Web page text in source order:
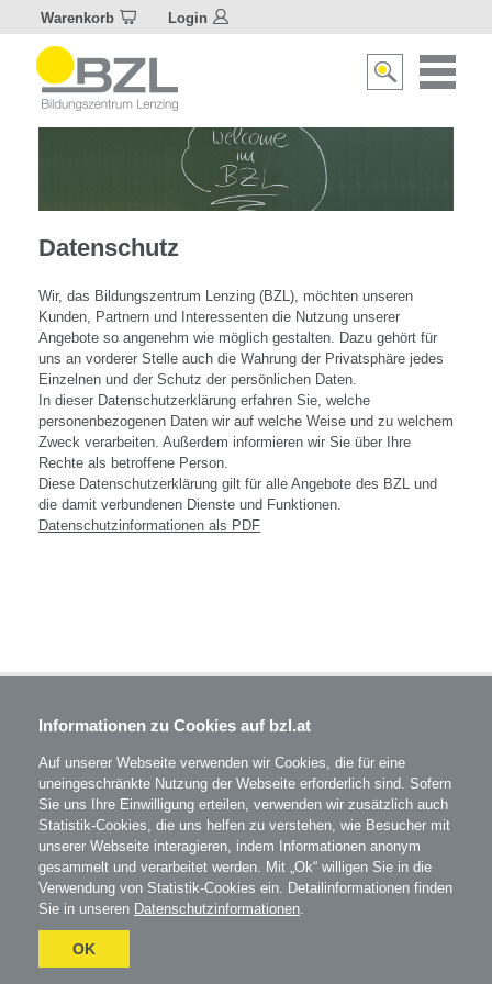
Warenkorb Login
Suche
Datenschutz
Wir, das Bildungszentrum Lenzing (BZL), möchten unseren
Kunden, Partnern und Interessenten die Nutzung unserer
Angebote so angenehm wie möglich gestalten. Dazu gehört für
uns an vorderer Stelle auch die Wahrung der Privatsphäre jedes
Einzelnen und der Schutz der persönlichen Daten.
In dieser Datenschutzerklärung erfahren Sie, welche
personenbezogenen Daten wir auf welche Weise und zu welchem
Zweck verarbeiten. Außerdem informieren wir Sie über Ihre
Rechte als betroffene Person.
Diese Datenschutzerklärung gilt für alle Angebote des BZL und
die damit verbundenen Dienste und Funktionen.
Datenschutzinformationen als PDF
BZL - Bildungszentrum Lenzing GmbH
Im Grüntal 2
T: 07672 701-3531
office@bzl.at
BZLauf Facebook
BZLauf Instagram
Umgesetzt
Informationen zu Cookies auf bzl.at
Auf unserer Webseite verwenden wir Cookies, die für eine
uneingeschränkte Nutzung der Webseite erforderlich sind. Sofern
Sie uns Ihre Einwilligung erteilen, verwenden wir zusätzlich auch
Statistik-Cookies, die uns helfen zu verstehen, wie Besucher mit
unserer Webseite interagieren, indem Informationen anonym
gesammelt und verarbeitet werden. Mit „Ok“ willigen Sie in die
Verwendung von Statistik-Cookies ein. Detailinformationen finden
Sie in unseren Datenschutzinformationen.
OK